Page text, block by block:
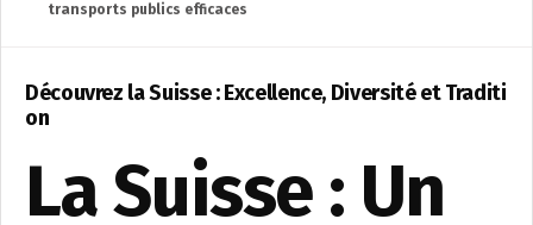
transports publics efficaces
Découvrez la Suisse : Excellence, Diversité et Traditi
on
La Suisse : Un